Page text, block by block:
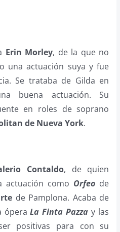
Erin Morley, de la que no
una actuación suya y fue
Se trataba de Gilda en
buena actuación. Su
en roles de soprano
de Nueva York.
Contaldo, de quien
actuación como Orfeo de
de Pamplona. Acaba de
óperaLa Finta Pazza y las
positivas para con su